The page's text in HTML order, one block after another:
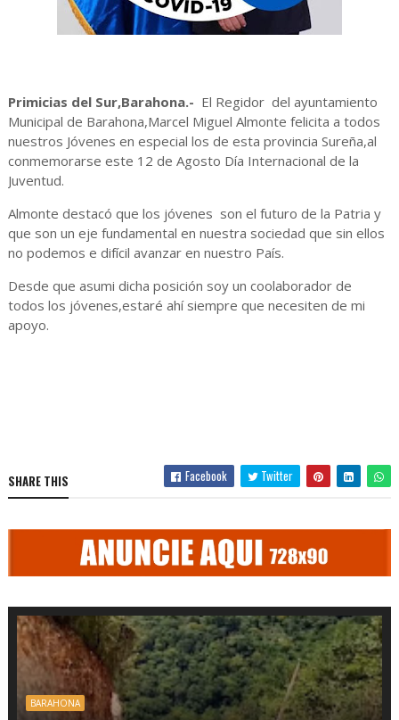
Primicias del Sur,Barahona.- El Regidor del ayuntamiento
Municipal de Barahona,Marcel Miguel Almonte felicita a todos
nuestros Jóvenes en especial los de esta provincia Sureña,al
conmemorarse este 12 de Agosto Día Internacional de la
Juventud.
Almonte destacó que los jóvenes son el futuro de la Patria y
que son un eje fundamental en nuestra sociedad que sin ellos
no podemos e difícil avanzar en nuestro País.
Desde que asumi dicha posición soy un coolaborador de
todos los jóvenes,estaré ahí siempre que necesiten de mi
apoyo.
SHARE THIS Facebook Twitter
BARAHONA